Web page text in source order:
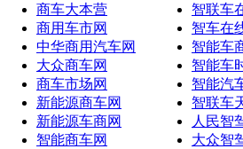
商车大本营
商用车市网
中华商用汽车网
大众商车网
商车市场网
新能源商车网
新能源车商网
智能商车网
智联车
智车在
智能车
智能车
智能汽
智联车
人民智
大众智